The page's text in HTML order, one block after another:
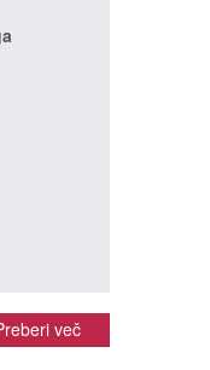
več